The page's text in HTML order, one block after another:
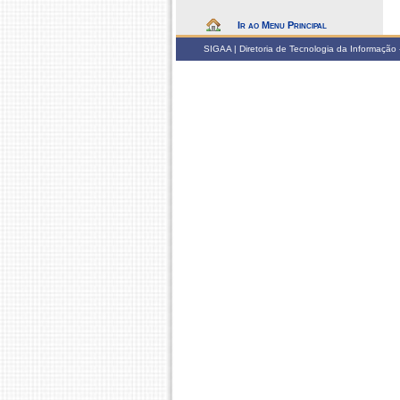
Ir ao Menu Principal
SIGAA | Diretoria de Tecnologia da